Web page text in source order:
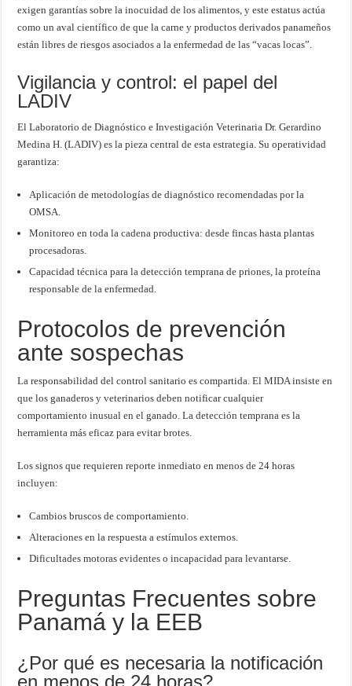
exigen garantías sobre la inocuidad de los alimentos, y este estatus actúa
como un aval científico de que la carne y productos derivados panameños
están libres de riesgos asociados a la enfermedad de las “vacas locas”.
Vigilancia y control: el papel del
LADIV
El Laboratorio de Diagnóstico e Investigación Veterinaria Dr. Gerardino
Medina H. (LADIV) es la pieza central de esta estrategia. Su operatividad
garantiza:
Aplicación de metodologías de diagnóstico recomendadas por la
OMSA.
Monitoreo en toda la cadena productiva: desde fincas hasta plantas
procesadoras.
Capacidad técnica para la detección temprana de priones, la proteína
responsable de la enfermedad.
Protocolos de prevención
ante sospechas
La responsabilidad del control sanitario es compartida. El MIDA insiste en
que los ganaderos y veterinarios deben notificar cualquier
comportamiento inusual en el ganado. La detección temprana es la
herramienta más eficaz para evitar brotes.
Los signos que requieren reporte inmediato en menos de 24 horas
incluyen:
Cambios bruscos de comportamiento.
Alteraciones en la respuesta a estímulos externos.
Dificultades motoras evidentes o incapacidad para levantarse.
Preguntas Frecuentes sobre
Panamá y la EEB
¿Por qué es necesaria la notificación